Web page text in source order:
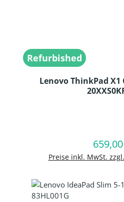
Refurbished
Lenovo ThinkPad X1
Preise inkl. MwSt.
In den